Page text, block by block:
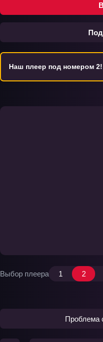
Наш плеер под номером 2!
Выбор плеера 1 2
Проблема